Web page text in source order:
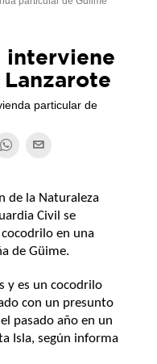
interviene
particular de
de la Naturaleza
Civil se
en una
de Güime.
y es un cocodrilo
con un presunto
pasado año en un
Isla, según informa